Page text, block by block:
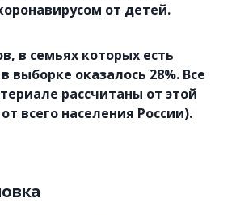
от детей.
в семьях которых есть
выборке оказалось 28%. Все
рассчитаны от этой
всего населения России).